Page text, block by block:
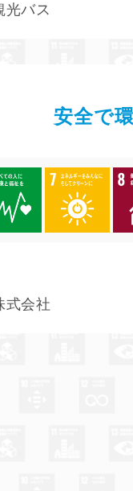
光バス
安全で
式会社